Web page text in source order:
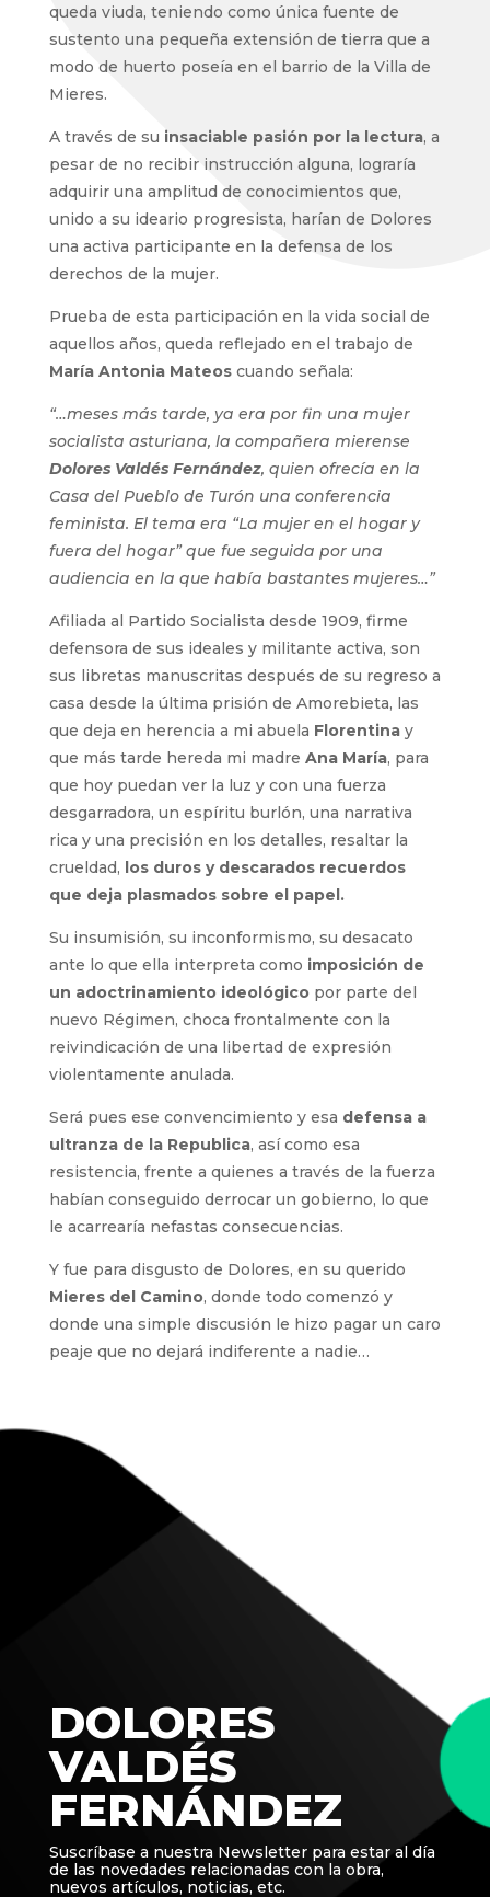
queda viuda, teniendo como única fuente de
sustento una pequeña extensión de tierra que a
modo de huerto poseía en el barrio de la Villa de
Mieres.
A través de su insaciable pasión por la lectura, a
pesar de no recibir instrucción alguna, lograría
adquirir una amplitud de conocimientos que,
unido a su ideario progresista, harían de Dolores
una activa participante en la defensa de los
derechos de la mujer.
Prueba de esta participación en la vida social de
aquellos años, queda reflejado en el trabajo de
María Antonia Mateoscuando señala:
“…meses más tarde, ya era por fin una mujer
socialista asturiana, la compañera mierense
Dolores Valdés Fernández, quien ofrecía en la
Casa del Pueblo de Turón una conferencia
feminista. El tema era “La mujer en el hogar y
fuera del hogar” que fue seguida por una
audiencia en la que había bastantes mujeres…”
Afiliada al Partido Socialista desde 1909, firme
defensora de sus ideales y militante activa, son
sus libretas manuscritas después de su regreso a
casa desde la última prisión de Amorebieta, las
que deja en herencia a mi abuela Florentina y
que más tarde hereda mi madre Ana María, para
que hoy puedan ver la luz y con una fuerza
desgarradora, un espíritu burlón, una narrativa
rica y una precisión en los detalles, resaltar la
crueldad, los duros y descarados recuerdos
que deja plasmados sobre el papel.
Su insumisión, su inconformismo, su desacato
ante lo que ella interpreta como imposición de
un adoctrinamiento ideológicopor parte del
nuevo Régimen, choca frontalmente con la
reivindicación de una libertad de expresión
violentamente anulada.
Será pues ese convencimiento y esa defensa a
ultranza de la Republica, así como esa
resistencia, frente a quienes a través de la fuerza
habían conseguido derrocar un gobierno, lo que
le acarrearía nefastas consecuencias.
Y fue para disgusto de Dolores, en su querido
Mieres del Camino, donde todo comenzó y
donde una simple discusión le hizo pagar un caro
peaje que no dejará indiferente a nadie…
DOLORES
VALDÉS
FERNÁNDEZ
Suscríbase a nuestra Newsletter para estar al día
de las novedades relacionadas con la obra,
nuevos artículos, noticias, etc.